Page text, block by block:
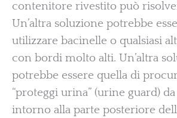
contenitore rivestito può
Un’altra soluzione potrebbe
utilizzare bacinelle o qualsiasi
con bordi molto alti. Un’altra
potrebbe essere quella di
“proteggi urina” (urine guard)
intorno alla parte posteriore